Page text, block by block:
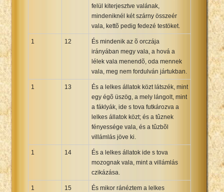
felül kiterjesztve valának,
mindeniknél két szárny összeér
vala, kettõ pedig fedezé testöket.
1 12
És mindenik az õ orczája
irányában megy vala, a hová a
lélek vala menendõ, oda mennek
vala, meg nem fordulván jártukban.
1 13
És a lelkes állatok közt látszék, mint
egy égõ üszög, a mely lángolt, mint
a fáklyák, ide s tova futkározva a
lelkes állatok közt; és a tûznek
fényessége vala, és a tûzbõl
villámlás jöve ki.
1 14
És a lelkes állatok ide s tova
mozognak vala, mint a villámlás
czikázása.
1 15
És mikor ránéztem a lelkes